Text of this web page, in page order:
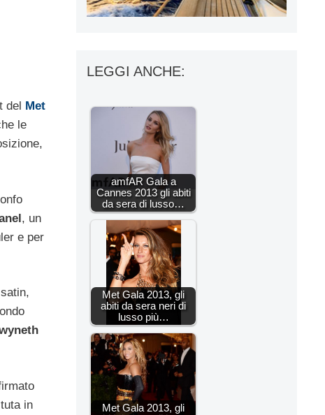
del Met
le
, un
e per
in
LEGGI ANCHE:
amfAR Gala a
Cannes 2013 gli abiti
da sera di lusso…
Met Gala 2013, gli
abiti da sera neri di
lusso più…
Met Gala 2013, gli